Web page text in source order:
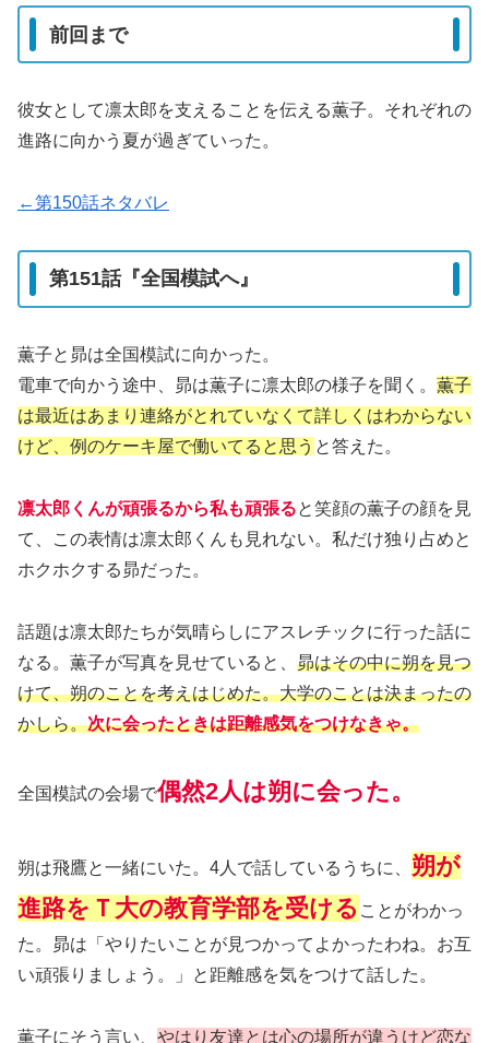
前回まで
彼女として凛太郎を支えることを伝える薫子。それぞれの
進路に向かう夏が過ぎていった。
←第150話ネタバレ
第151話『全国模試へ』
薫子と昴は全国模試に向かった。
電車で向かう途中、昴は薫子に凛太郎の様子を聞く。 薫子
は最近はあまり連絡がとれていなくて詳しくはわからない
けど、例のケーキ屋で働いてると思う と答えた。
凛太郎くんが頑張るから私も頑張ると笑顔の薫子の顔を見
て、この表情は凛太郎くんも見れない。私だけ独り占めと
ホクホクする昴だった。
話題は凛太郎たちが気晴らしにアスレチックに行った話に
なる。薫子が写真を見せていると、 昴はその中に朔を見つ
けて、朔のことを考えはじめた。大学のことは決まったの
かしら。次に会ったときは距離感気をつけなきゃ。
全国模試の会場で偶然2人は朔に会った。
朔は飛鷹と一緒にいた。4人で話しているうちに、 朔が
進路をＴ大の教育学部を受ける ことがわかっ
た。昴は「やりたいことが見つかってよかったわね。お互
い頑張りましょう。」と距離感を気をつけて話した。
薫子にそう言い、 やはり友達とは心の場所が違うけど恋な